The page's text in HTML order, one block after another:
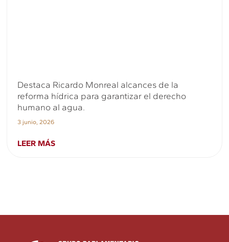
Destaca Ricardo Monreal alcances de la
reforma hídrica para garantizar el derecho
humano al agua.
3 junio, 2026
LEER MÁS